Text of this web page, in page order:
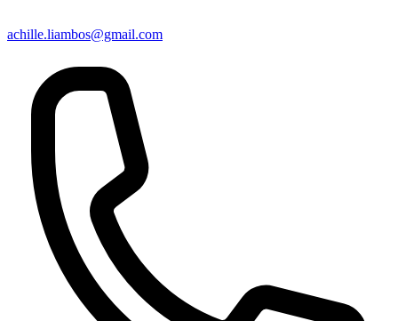
achille.liambos@gmail.com